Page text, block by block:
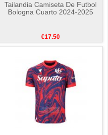
Tailandia Camiseta De Futbol
Bologna Cuarto 2024-2025
€17.50